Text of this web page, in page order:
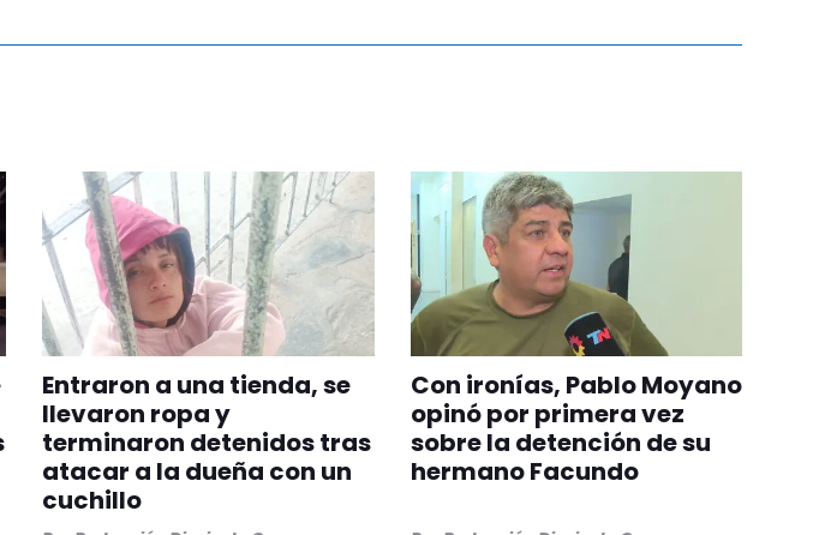
Entraron a una tienda, se
llevaron ropa y
terminaron detenidos tras
atacar a la dueña con un
cuchillo
Con ironías, Pablo Moyano
opinó por primera vez
sobre la detención de su
hermano Facundo